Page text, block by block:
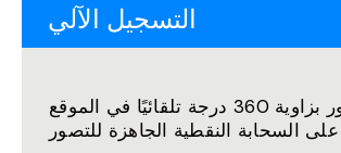
التسجيل الآلي
تظهر الصور بزاوية 360 درجة تلقائيًا في الموقع